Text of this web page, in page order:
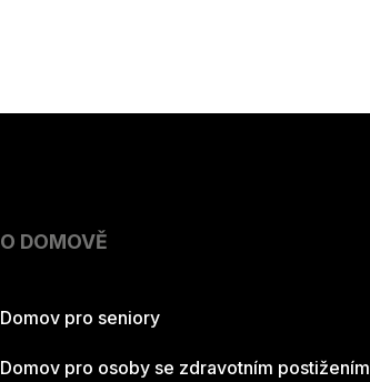
O DOMOVĚ
Domov pro seniory
Domov pro osoby se zdravotním postižením